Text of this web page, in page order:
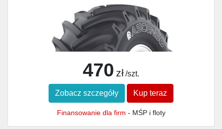
470 zł /szt.
Zobacz szczegóły Kup teraz
Finansowanie dla firm - MŚP i floty